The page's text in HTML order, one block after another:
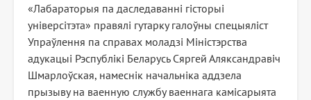
«Лабараторыя па даследаванні гісторыі
універсітэта» правялі гутарку галоўны спецыяліст
Упраўлення па справах моладзі Міністэрства
адукацыі Рэспублікі Беларусь Сяргей Аляксандравіч
Шмарлоўская, намеснік начальніка аддзела
прызыву на ваенную службу ваеннага камісарыята